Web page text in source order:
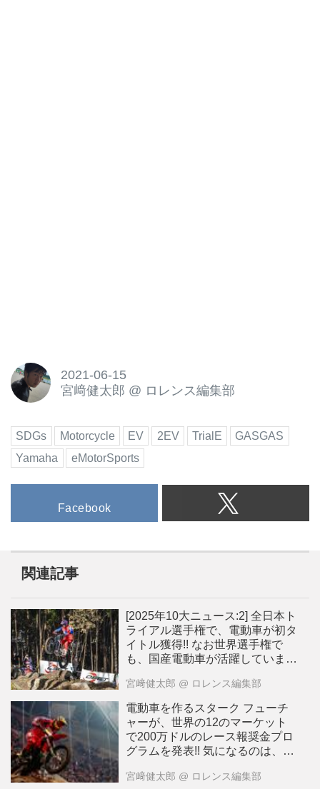
2021-06-15
宮﨑健太郎 @ ロレンス編集部
SDGs Motorcycle EV 2EV TrialE
GASGAS
Yamaha
eMotorSports
Facebook
関連記事
[2025年10大ニュース:2] 全日本ト
ライアル選手権で、電動車が初タ
イトル獲得!! なお世界選手権で
も、国産電動車が活躍していま
宮﨑健太郎 @ ロレンス編集部
電動車を作るスターク フューチ
ャーが、世界の12のマーケット
で200万ドルのレース報奨金プロ
グラムを発表!! 気になるのは、日
すが・・・？
宮﨑健太郎 @ ロレンス編集部